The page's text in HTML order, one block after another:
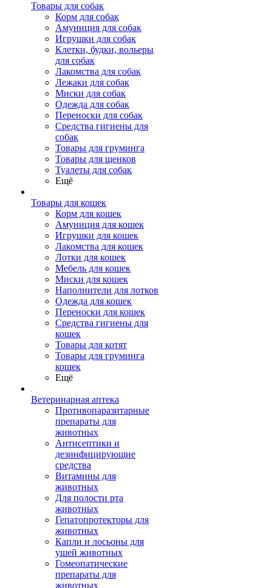
Товары для собак
Корм для собак
Амуниция для собак
Игрушки для собак
Клетки, будки, вольеры
для собак
Лакомства для собак
Лежаки для собак
Миски для собак
Одежда для собак
Переноски для собак
Средства гигиены для
собак
Товары для груминга
Товары для щенков
Туалеты для собак
Ещё
Товары для кошек
Корм для кошек
Амуниция для кошек
Игрушки для кошек
Лакомства для кошек
Лотки для кошек
Мебель для кошек
Миски для кошек
Наполнители для лотков
Одежда для кошек
Переноски для кошек
Средства гигиены для
кошек
Товары для котят
Товары для груминга
кошек
Ещё
Ветеринарная аптека
Противопаразитарные
препараты для
животных
Антисептики и
дезинфицирующие
средства
Витамины для
животных
Для полости рта
животных
Гепатопротекторы для
животных
Капли и лосьоны для
ушей животных
Гомеопатические
препараты для
животных